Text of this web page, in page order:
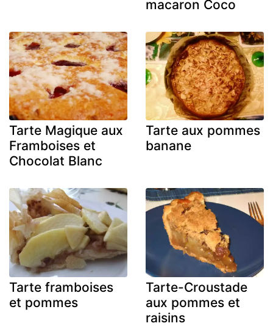
macaron Coco
Tarte Magique aux
Framboises et
Chocolat Blanc
Tarte aux pommes
banane
Tarte framboises
et pommes
Tarte-Croustade
aux pommes et
raisins